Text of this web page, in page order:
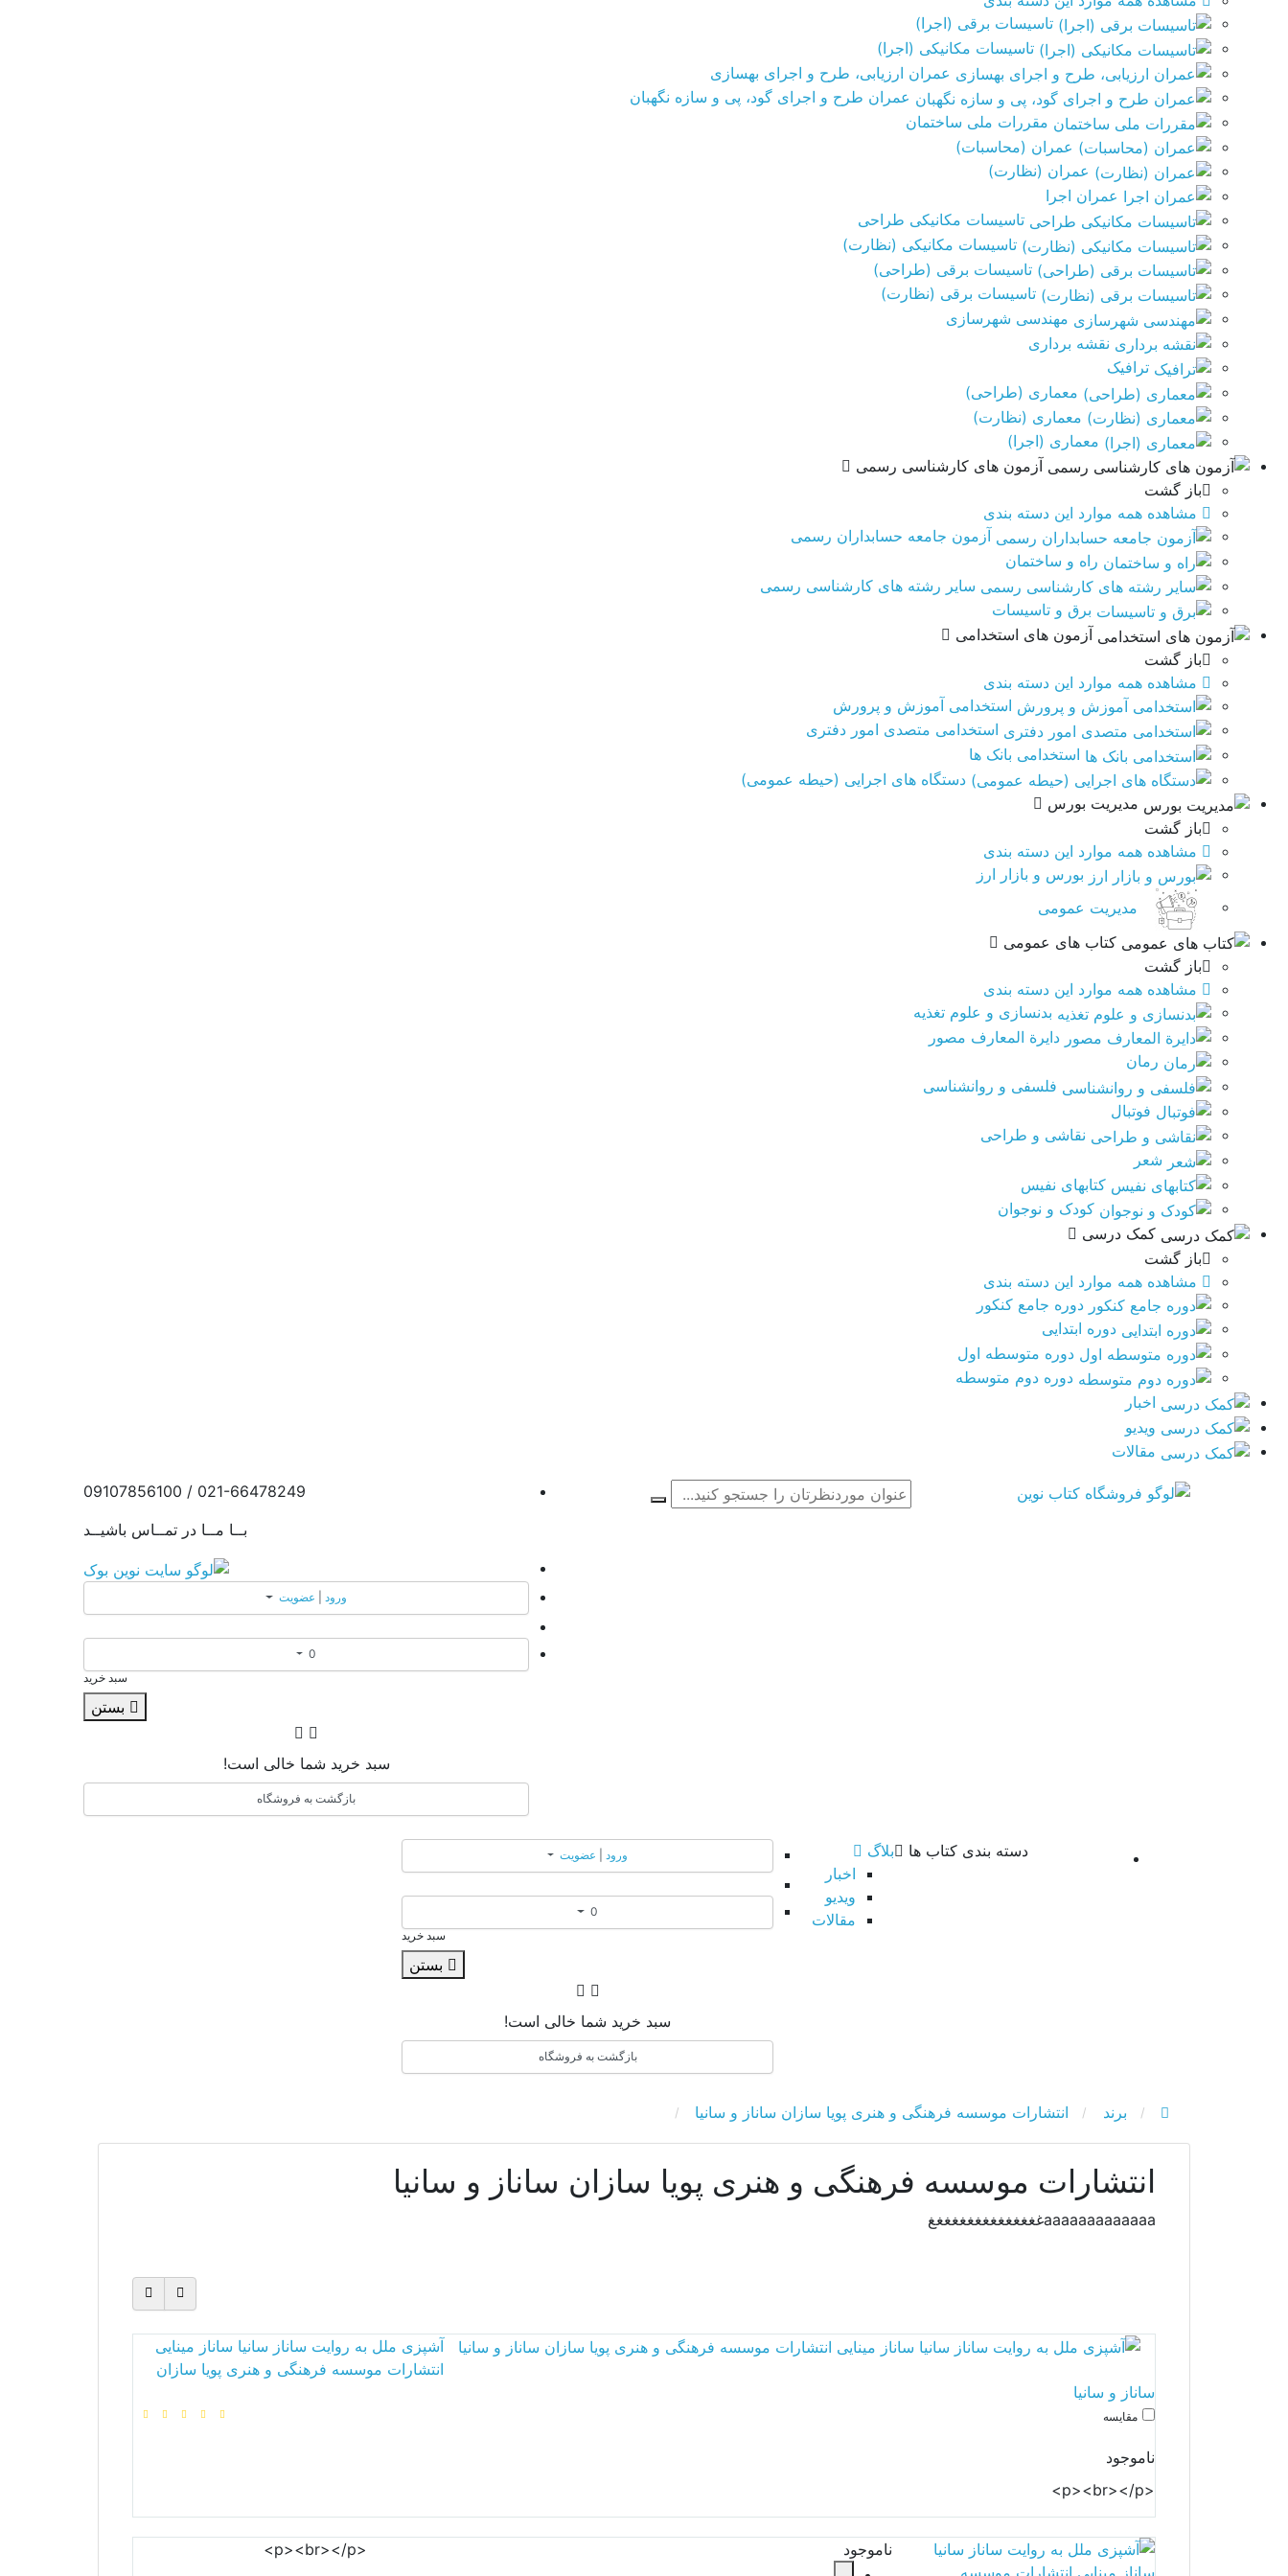
تاسیسات برقی (اجرا)
تاسیسات مکانیکی (اجرا)
عمران ارزیابی، طرح و اجرای بهسازی
عمران طرح و اجرای گود، پی و سازه نگهبان
مقررات ملی ساختمان
عمران (محاسبات)
عمران (نظارت)
عمران اجرا
تاسیسات مکانیکی طراحی
تاسیسات مکانیکی (نظارت)
تاسیسات برقی (طراحی)
تاسیسات برقی (نظارت)
مهندسی شهرسازی
نقشه برداری
ترافیک
معماری (طراحی)
معماری (نظارت)
معماری (اجرا)
آزمون های کارشناسی رسمی
باز گشت
مشاهده همه موارد این دسته بندی
آزمون جامعه حسابداران رسمی
راه و ساختمان
سایر رشته های کارشناسی رسمی
برق و تاسيسات
آزمون های استخدامی
باز گشت
مشاهده همه موارد این دسته بندی
استخدامی آموزش و پرورش
استخدامی متصدی امور دفتری
استخدامی بانک ها
دستگاه های اجرایی (حیطه عمومی)
مدیریت بورس
باز گشت
مشاهده همه موارد این دسته بندی
بورس و بازار ارز
مدیریت عمومی
کتاب های عمومی
باز گشت
مشاهده همه موارد این دسته بندی
بدنسازی و علوم تغذیه
دایرة المعارف مصور
رمان
فلسفی و روانشناسی
فوتبال
نقاشی و طراحی
شعر
کتابهای نفیس
کودک و نوجوان
کمک درسی
باز گشت
مشاهده همه موارد این دسته بندی
دوره جامع کنکور
دوره ابتدایی
دوره متوسطه اول
دوره دوم متوسطه
اخبار
ویدیو
مقالات
021-66478249 / 09107856100
بــا مــا در تمــاس باشیــد
ورود عضویت
0
سبد خرید
سبد خرید شما خالی است!
بازگشت به فروشگاه
دسته بندی کتاب ها
بلاگ
اخبار
ویدیو
مقالات
ورود عضویت
0
سبد خرید
سبد خرید شما خالی است!
بازگشت به فروشگاه
برند انتشارات موسسه فرهنگی و هنری پویا سازان ساناز و سانیا
انتشارات موسسه فرهنگی و هنری پویا سازان ساناز و سانیا
aaaaaaaaaaaaaغغغغغغغغغغغغغغغ
آشپزی ملل به روایت ساناز سانیا ساناز مینایی
انتشارات موسسه فرهنگی و هنری پویا سازان
ساناز و سانیا
مقایسه
ناموجود
<p><br></p>
ناموجود <p><br></p>